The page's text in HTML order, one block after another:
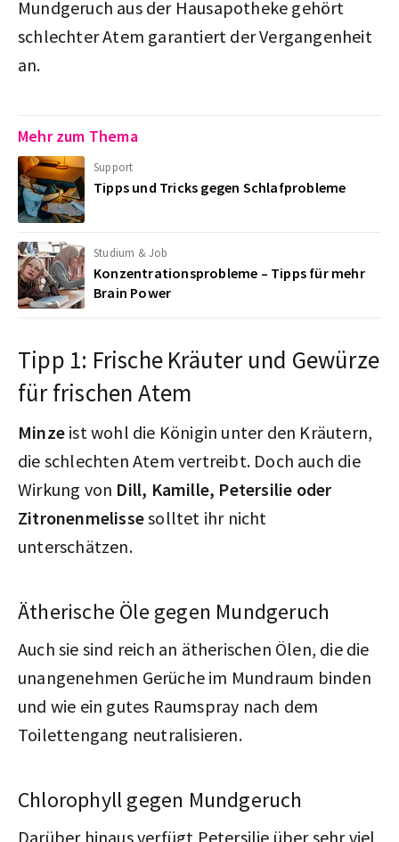
Mundgeruch aus der Hausapotheke gehört
schlechter Atem garantiert der Vergangenheit
an.
Mehr zum Thema
Support
Tipps und Tricks gegen Schlafprobleme
Studium & Job
Konzentrationsprobleme – Tipps für mehr
Brain Power
Tipp 1: Frische Kräuter und Gewürze
für frischen Atem
Minze ist wohl die Königin unter den Kräutern,
die schlechten Atem vertreibt. Doch auch die
Wirkung von Dill, Kamille, Petersilie oder
Zitronenmelissesolltet ihr nicht
unterschätzen.
Ätherische Öle gegen Mundgeruch
Auch sie sind reich an ätherischen Ölen, die die
unangenehmen Gerüche im Mundraum binden
und wie ein gutes Raumspray nach dem
Toilettengang neutralisieren.
Chlorophyll gegen Mundgeruch
Darüber hinaus verfügt Petersilie über sehr viel